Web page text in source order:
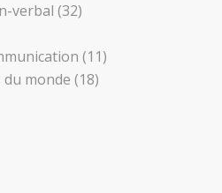
verbal (32)
(11)
monde (18)